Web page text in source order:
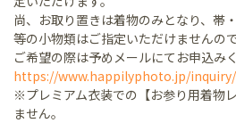
尚、お取り置きは着物のみとなり、帯
等の小物類はご指定いただけませんの
ご希望の際は予めメールにてお申込み
https://www.happilyphoto.jp/inquiry/
※プレミアム衣装での【お参り用着物
ません。